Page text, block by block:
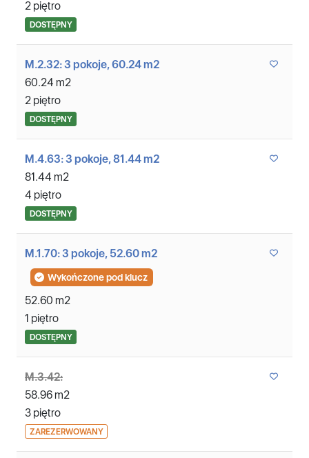
2 piętro
DOSTĘPNY
M.2.32: 3 pokoje, 60.24 m2
60.24 m2
2 piętro
DOSTĘPNY
M.4.63: 3 pokoje, 81.44 m2
81.44 m2
4 piętro
DOSTĘPNY
M.1.70: 3 pokoje, 52.60 m2
Wykończone pod klucz
52.60 m2
1 piętro
DOSTĘPNY
M.3.42:
58.96 m2
3 piętro
ZAREZERWOWANY